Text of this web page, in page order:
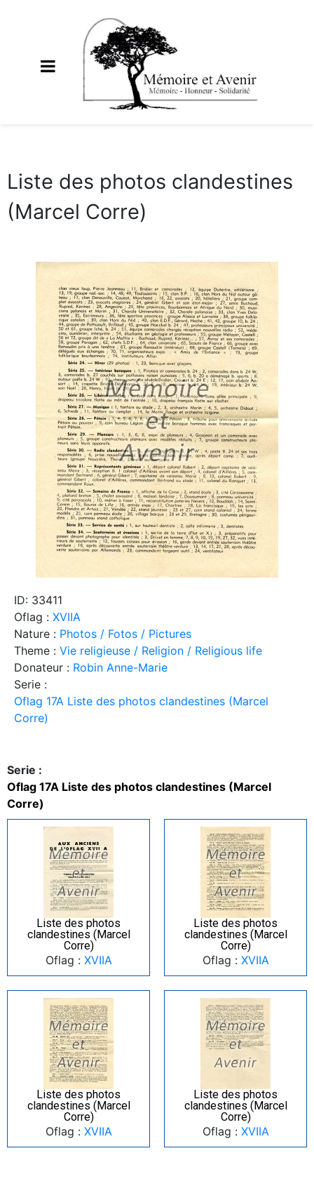
Liste des photos clandestines
(Marcel Corre)
ID: 33411
Oflag : XVIIA
Nature : Photos / Fotos / Pictures
Theme : Vie religieuse / Religion / Religious life
Donateur : Robin Anne-Marie
Serie :
Oflag 17A Liste des photos clandestines (Marcel
Corre)
Serie :
Oflag 17A Liste des photos clandestines (Marcel
Corre)
Liste des photos
clandestines (Marcel
Corre)
Oflag : XVIIA
Liste des photos
clandestines (Marcel
Corre)
Oflag : XVIIA
Liste des photos
clandestines (Marcel
Corre)
Oflag : XVIIA
Liste des photos
clandestines (Marcel
Corre)
Oflag : XVIIA